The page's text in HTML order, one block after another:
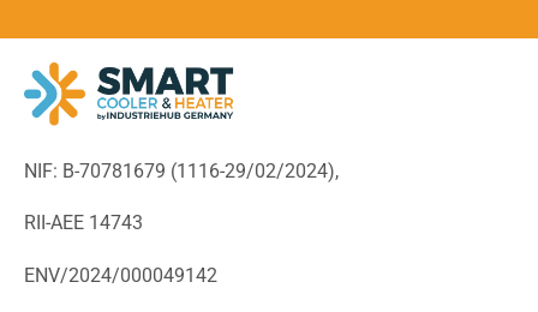
NIF: B-70781679 (1116-29/02/2024),
RII-AEE 14743
ENV/2024/000049142